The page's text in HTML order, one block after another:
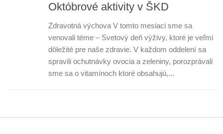
Októbrové aktivity v ŠKD
Zdravotná výchova V tomto mesiaci sme sa
venovali téme – Svetový deň výživy, ktoré je veľmi
dôležité pre naše zdravie. V každom oddelení sa
spravili ochutnávky ovocia a zeleniny, porozprávali
sme sa o vitamínoch ktoré obsahujú,...